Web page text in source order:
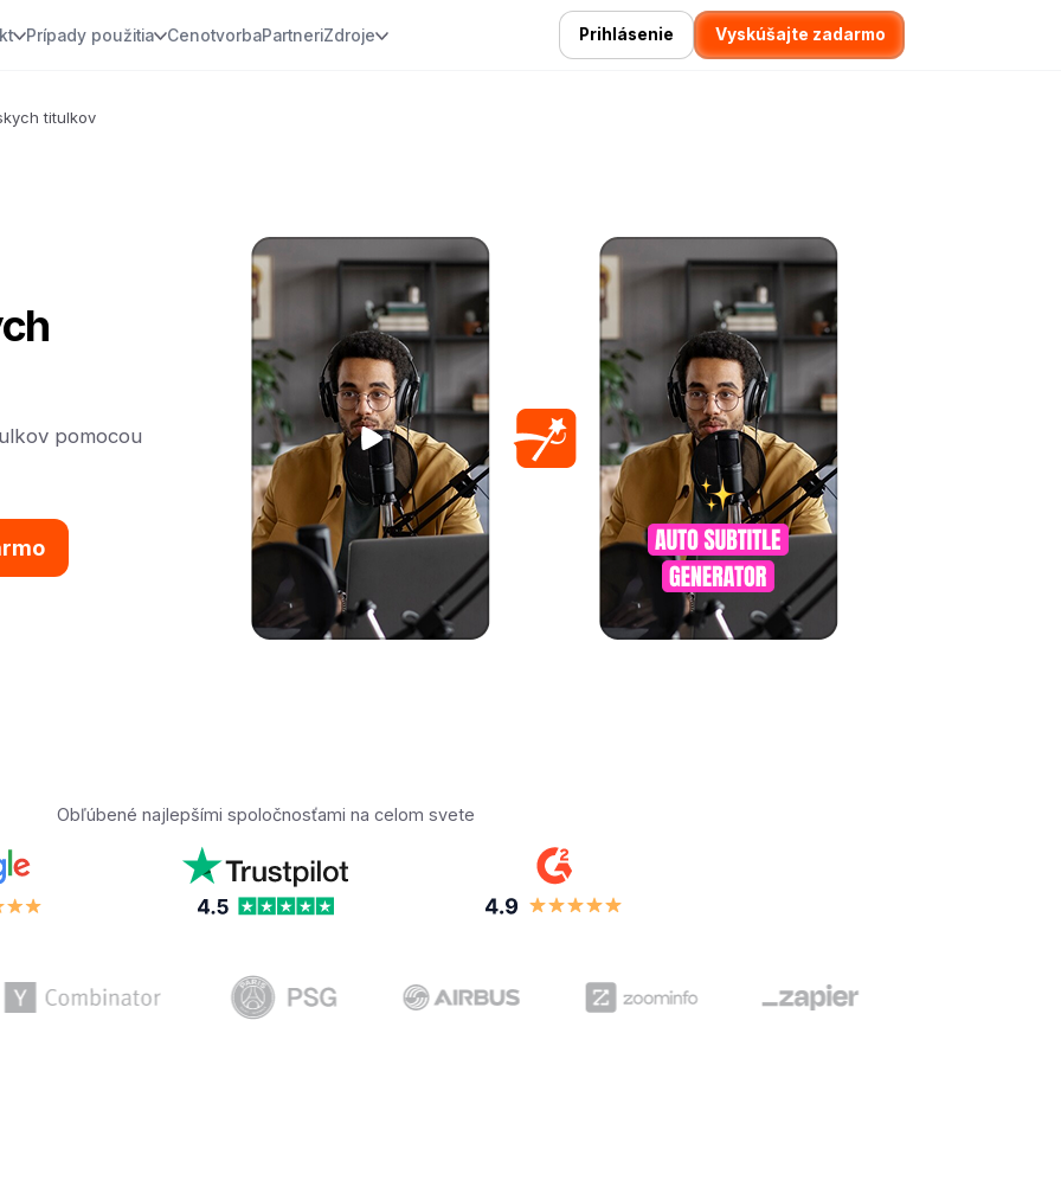
Prípady použitia CenotvorbaPartneriZdroje Prihlásenie Vyskúšajte zadarmo
titulkov
pomocou
Obľúbené najlepšími spoločnosťami na celom svete